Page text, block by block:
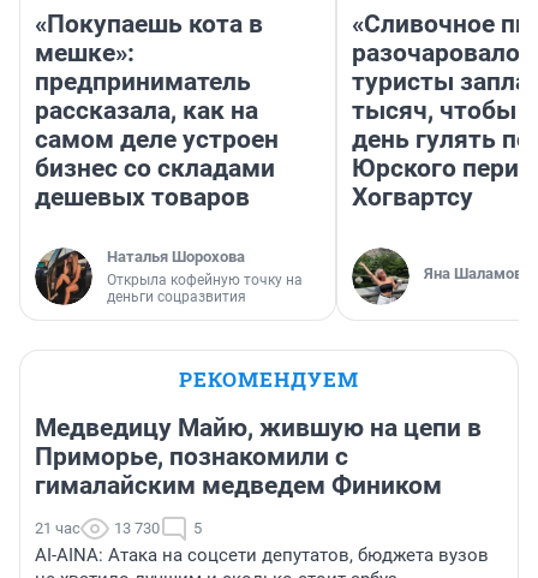
«Покупаешь кота в
мешке»:
предприниматель
рассказала, как на
самом деле устроен
бизнес со складами
дешевых товаров
Наталья Шорохова
Открыла кофейную точку на
деньги соцразвития
«Сливочное
разочаровало»:
туристы
тысяч, чтобы
день гулять по
Юрского
Хогвартсу
Яна Шаламова
РЕКОМЕНДУЕМ
Медведицу Майю, жившую на цепи в
Приморье, познакомили с
гималайским медведем Фиником
21 час 13 730 5
AI-AINA: Атака на соцсети депутатов, бюджета вузов